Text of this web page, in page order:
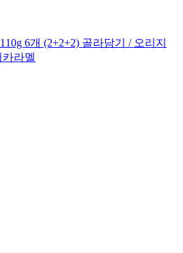
6개 (2+2+2) 골라담기 / 오리지
카라멜